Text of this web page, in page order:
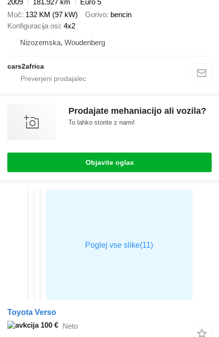
Moč 132 KM (97 kW) Gorivo bencin
Konfiguracija osi 4x2
Nizozemska, Woudenberg
cars2africa
Prodajate mehaniacijo ali vozila?
To lahko storite z nami!
Objavite oglas
Toyota Verso
100 € Neto